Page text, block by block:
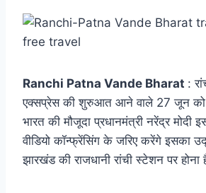
Ranchi Patna Vande Bharat :
एक्सप्रेस की शुरुआत आने वाले 27 जून को
भारत की मौजूदा प्रधानमंत्री नरेंद्र
वीडियो कॉन्फ्रेंसिंग के जरिए करेंगे इसका
झारखंड की राजधानी रांची स्टेशन पर होना